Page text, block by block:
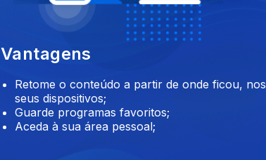
04 out. 2023
Vantagens
Retome o conteúdo a partir de onde ficou, nos
seus dispositivos;
Guarde programas favoritos;
Aceda à sua área pessoal;